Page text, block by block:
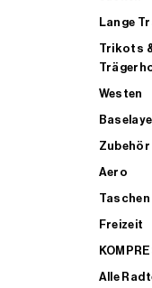
Lange
Trikots
Westen
Zubehör
Aero
Taschen
Freizeit
Alle